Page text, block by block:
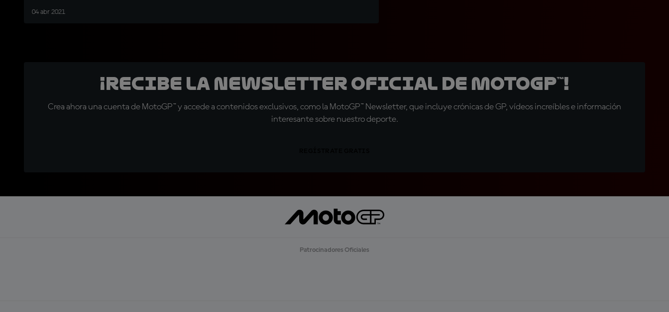
04 abr 2021
¡Recibe la Newsletter oficial de MotoGP™!
Crea ahora una cuenta de MotoGP™ y accede a contenidos exclusivos, como la MotoGP™ Newsletter, que incluye crónicas de GP, vídeos increíbles e información
interesante sobre nuestro deporte.
Patrocinadores Oficiales